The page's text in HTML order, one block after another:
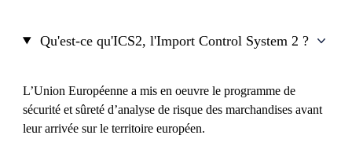
Qu'est-ce qu'ICS2, l'Import Control System 2 ?
L’Union Européenne a mis en oeuvre le programme de
sécurité et sûreté d’analyse de risque des marchandises avant
leur arrivée sur le territoire européen.